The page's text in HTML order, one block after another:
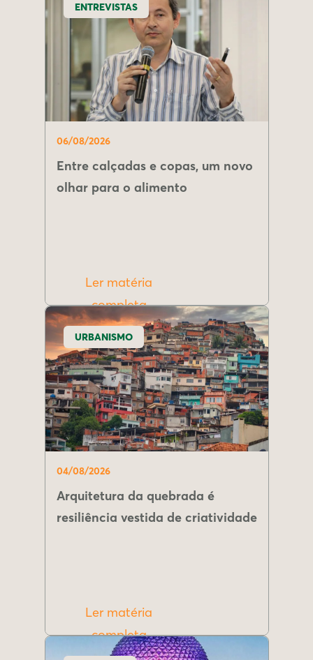
ENTREVISTAS
06/08/2026
Entre calçadas e copas, um novo
olhar para o alimento
Ler matéria
completa
URBANISMO
04/08/2026
Arquitetura da quebrada é
resiliência vestida de criatividade
Ler matéria
completa